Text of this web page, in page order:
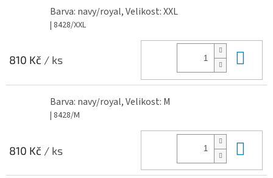
Barva: navy/royal, Velikost: XXL
| 8428/XXL
810 Kč / ks
Barva: navy/royal, Velikost: M
| 8428/M
810 Kč / ks